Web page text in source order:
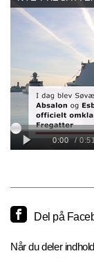
Del på
Når du deler